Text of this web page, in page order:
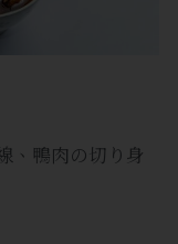
、鴨肉の切り身